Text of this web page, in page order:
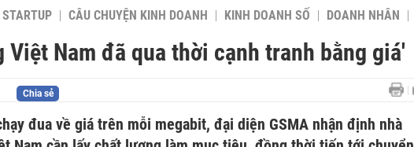
STARTUP CÂU CHUYỆN KINH DOANH KINH DOANH SỐ DOANH NHÂN
Việt Nam đã qua thời cạnh tranh bằng giá'
Chia sẻ
đua về giá trên mỗi megabit, đại diện GSMA nhận định nhà